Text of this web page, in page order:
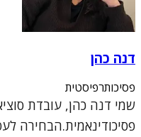
דנה כהן
פסיכותרפיסטית
פסיכודינאמית.הבחירה